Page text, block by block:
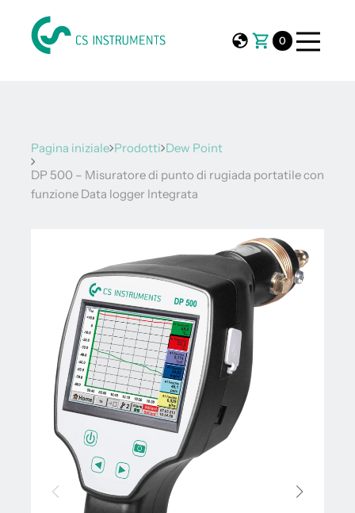
0
Pagina iniziale Prodotti Dew Point
DP 500 – Misuratore di punto di rugiada portatile con
funzione Data logger Integrata